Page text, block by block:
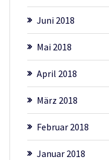
Juni 2018
Mai 2018
April 2018
März 2018
Februar 2018
Januar 2018